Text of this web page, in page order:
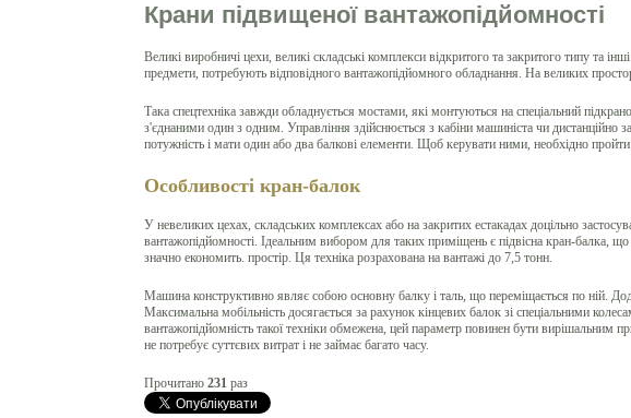
Крани підвищеної вантажопідйомності
Великі виробничі цехи, великі складські комплекси відкритого та закритого типу та
предмети, потребують відповідного вантажопідйомного обладнання. На великих
Така спецтехніка завжди обладнується мостами, які монтуються на спеціальний
з'єднаними один з одним. Управління здійснюється з кабіни машиніста чи
потужність і мати один або два балкові елементи. Щоб керувати ними, необхідно пройти
Особливості кран-балок
У невеликих цехах, складських комплексах або на закритих естакадах доцільно
вантажопідйомності. Ідеальним вибором для таких приміщень є підвісна кран-балка,
значно економить. простір. Ця техніка розрахована на вантажі до 7,5 тонн.
Машина конструктивно являє собою основну балку і таль, що переміщається по ній.
Максимальна мобільність досягається за рахунок кінцевих балок зі спеціальними
вантажопідйомність такої техніки обмежена, цей параметр повинен бути вирішальним
не потребує суттєвих витрат і не займає багато часу.
Прочитано 231 раз